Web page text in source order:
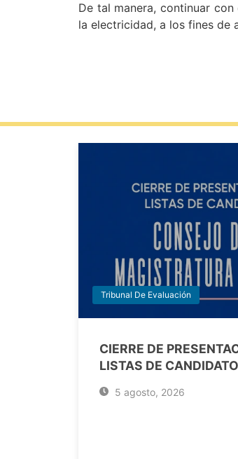
De tal manera, continuar
la electricidad, a los fines de
Tribunal De Evaluación
CIERRE DE
LISTAS DE
5 agosto, 2026